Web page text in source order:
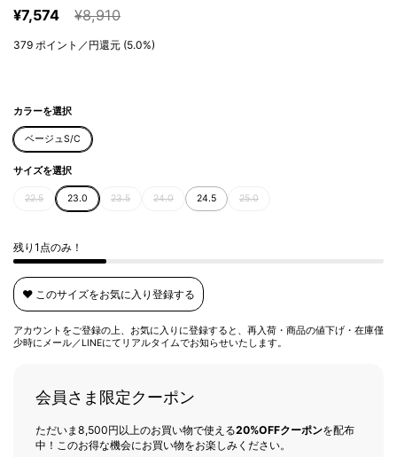
¥7,574 ¥8,910
379 ポイント／円還元 (5.0%)
カラーを選択
ベージュS/C
サイズを選択
22.5 23.0 23.5 24.0 24.5 25.0
残り1点のみ！
❤️ このサイズをお気に入り登録する
アカウントをご登録の上、お気に入りに登録すると、再入荷・商品の値下げ・在庫僅
少時にメール／LINEにてリアルタイムでお知らせいたします。
会員さま限定クーポン
ただいま8,500円以上のお買い物で使える20%OFFクーポンを配布
中！このお得な機会にお買い物をお楽しみください。